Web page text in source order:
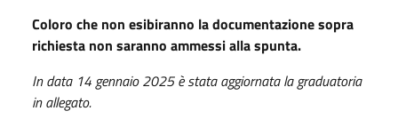
Coloro che non esibiranno la documentazione sopra
richiesta non saranno ammessi alla spunta.
In data 14 gennaio 2025 è stata aggiornata la graduatoria
in allegato.